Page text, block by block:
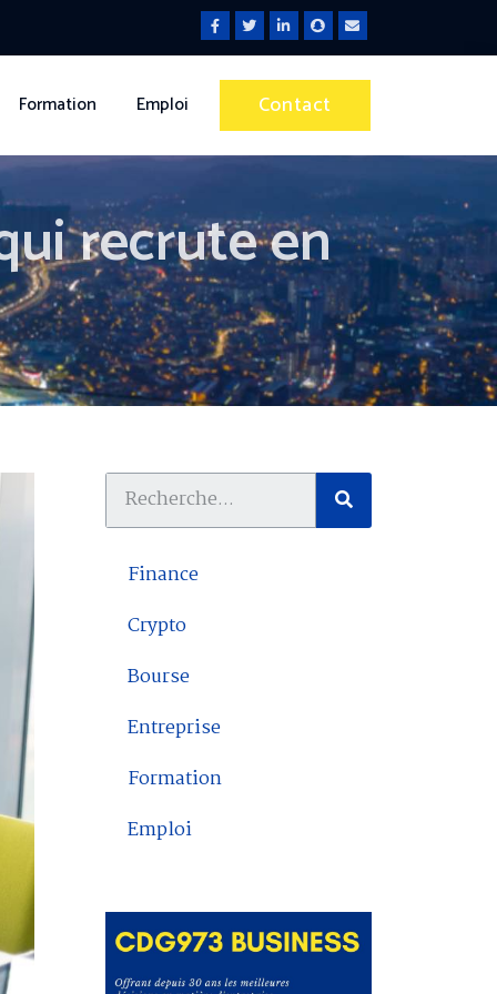
Formation Emploi Contact
recrute en
Finance
Crypto
Bourse
Entreprise
Formation
Emploi